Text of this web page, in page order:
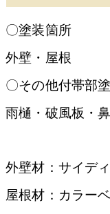
〇塗装箇所
外壁・屋根
〇その他付帯部
雨樋・破風板・
外壁材：サイデ
屋根材：カラー